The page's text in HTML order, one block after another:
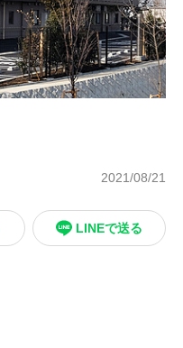
2021/08/21
LINEで送る